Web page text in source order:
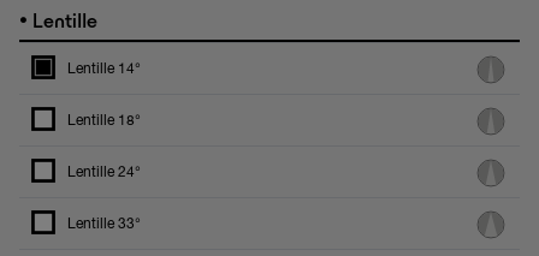
• Lentille
Lentille 14°
Lentille 18°
Lentille 24°
Lentille 33°